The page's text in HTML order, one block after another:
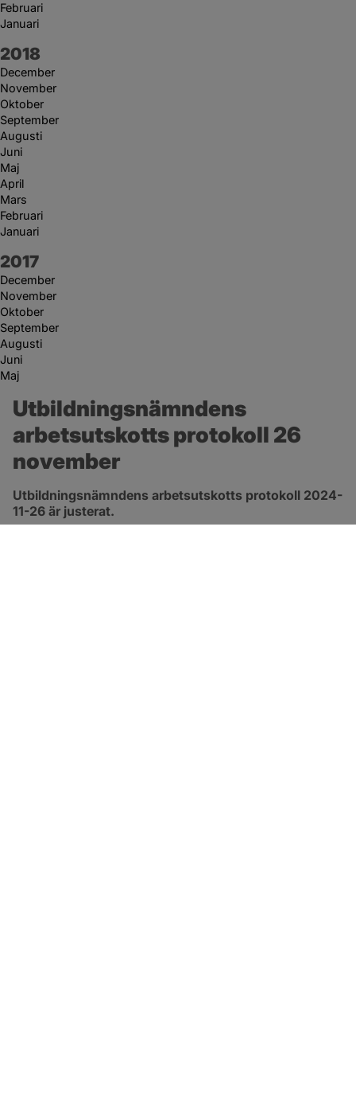
Februari
Januari
År:
2018
December
November
Oktober
September
Augusti
Juni
Maj
April
Mars
Februari
Januari
År:
2017
December
November
Oktober
September
Augusti
Juni
Maj
Utbildningsnämndens
arbetsutskotts protokoll 26
november
Utbildningsnämndens arbetsutskotts protokoll 2024-
11-26 är justerat.